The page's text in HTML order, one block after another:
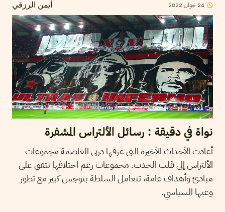
أيمن الرزقي 24 جوان2022
نواة في دقيقة : رسائل الألتراس المشفرة
أعادت الأحداث الأخيرة التي عرفها دربي العاصمة مجموعات
الألتراس إلى قلب الحدث. مجموعات رغم اختلافها تتفق على
مبادئ وأهداف عامة، تتعامل السلطة بتوجس كبير مع تطور
وعيها السياسي.